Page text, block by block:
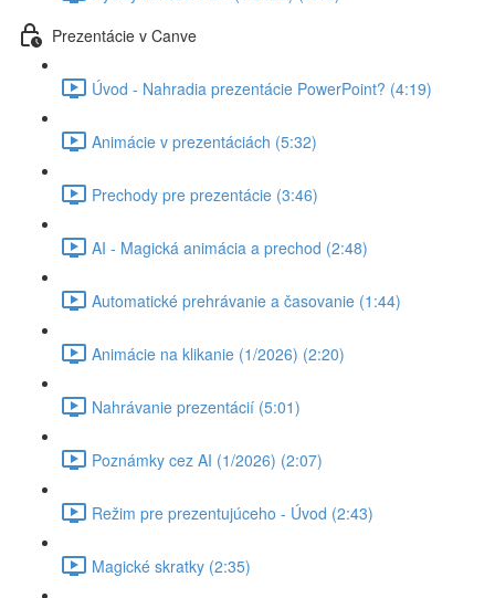
Prezentácie v Canve
Úvod - Nahradia prezentácie PowerPoint? (4:19)
Animácie v prezentáciách (5:32)
Prechody pre prezentácie (3:46)
AI - Magická animácia a prechod (2:48)
Automatické prehrávanie a časovanie (1:44)
Animácie na klikanie (1/2026) (2:20)
Nahrávanie prezentácií (5:01)
Poznámky cez AI (1/2026) (2:07)
Režim pre prezentujúceho - Úvod (2:43)
Magické skratky (2:35)